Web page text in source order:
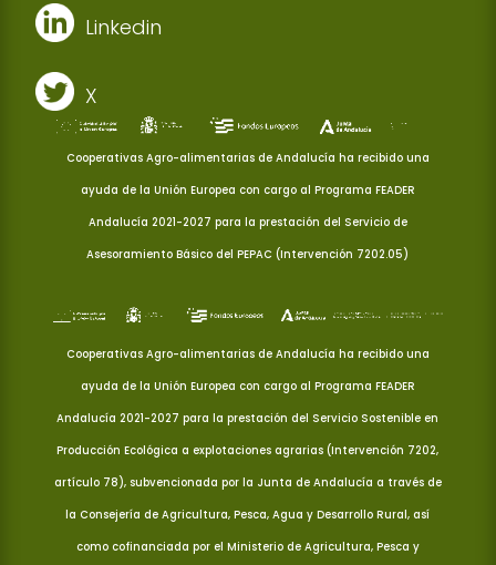
Linkedin
X
Cooperativas Agro-alimentarias de Andalucía ha recibido una
ayuda de la Unión Europea con cargo al Programa FEADER
Andalucía 2021-2027 para la prestación del Servicio de
Asesoramiento Básico del PEPAC (Intervención 7202.05)
Cooperativas Agro-alimentarias de Andalucía ha recibido una
ayuda de la Unión Europea con cargo al Programa FEADER
Andalucía 2021-2027 para la prestación del Servicio Sostenible en
Producción Ecológica a explotaciones agrarias (Intervención 7202,
artículo 78), subvencionada por la Junta de Andalucía a través de
la Consejería de Agricultura, Pesca, Agua y Desarrollo Rural, así
como cofinanciada por el Ministerio de Agricultura, Pesca y